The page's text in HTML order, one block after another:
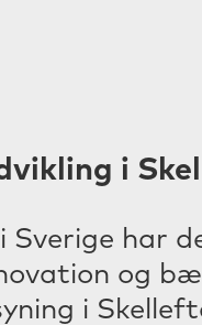
i
Sverige har
og
i